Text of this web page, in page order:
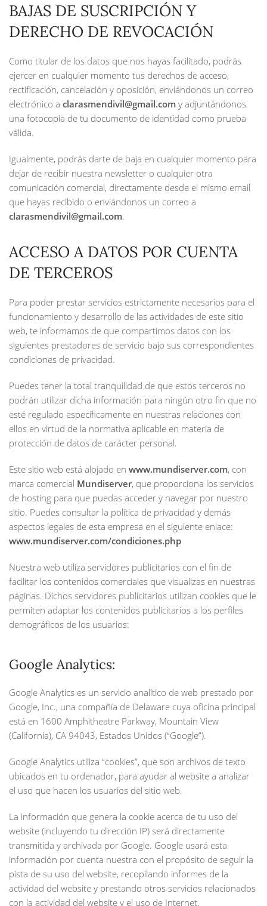
BAJAS DE SUSCRIPCIÓN Y
DERECHO DE REVOCACIÓN
Como titular de los datos que nos hayas facilitado, podrás
ejercer en cualquier momento tus derechos de acceso,
rectificación, cancelación y oposición, enviándonos un correo
electrónico a clarasmendivil@gmail.com y adjuntándonos
una fotocopia de tu documento de identidad como prueba
válida.
Igualmente, podrás darte de baja en cualquier momento para
dejar de recibir nuestra newsletter o cualquier otra
comunicación comercial, directamente desde el mismo email
que hayas recibido o enviándonos un correo a
clarasmendivil@gmail.com.
ACCESO A DATOS POR CUENTA
DE TERCEROS
Para poder prestar servicios estrictamente necesarios para el
funcionamiento y desarrollo de las actividades de este sitio
web, te informamos de que compartimos datos con los
siguientes prestadores de servicio bajo sus correspondientes
condiciones de privacidad.
Puedes tener la total tranquilidad de que estos terceros no
podrán utilizar dicha información para ningún otro fin que no
esté regulado específicamente en nuestras relaciones con
ellos en virtud de la normativa aplicable en materia de
protección de datos de carácter personal.
Este sitio web está alojado en www.mundiserver.com, con
marca comercial Mundiserver, que proporciona los servicios
de hosting para que puedas acceder y navegar por nuestro
sitio. Puedes consultar la política de privacidad y demás
aspectos legales de esta empresa en el siguiente enlace:
www.mundiserver.com/condiciones.php
Nuestra web utiliza servidores publicitarios con el fin de
facilitar los contenidos comerciales que visualizas en nuestras
páginas. Dichos servidores publicitarios utilizan cookies que le
permiten adaptar los contenidos publicitarios a los perfiles
demográficos de los usuarios:
Google Analytics:
Google Analytics es un servicio analítico de web prestado por
Google, Inc., una compañía de Delaware cuya oficina principal
está en 1600 Amphitheatre Parkway, Mountain View
(California), CA 94043, Estados Unidos (“Google”).
Google Analytics utiliza “cookies”, que son archivos de texto
ubicados en tu ordenador, para ayudar al website a analizar
el uso que hacen los usuarios del sitio web.
La información que genera la cookie acerca de tu uso del
website (incluyendo tu dirección IP) será directamente
transmitida y archivada por Google. Google usará esta
información por cuenta nuestra con el propósito de seguir la
pista de su uso del website, recopilando informes de la
actividad del website y prestando otros servicios relacionados
con la actividad del website y el uso de Internet.